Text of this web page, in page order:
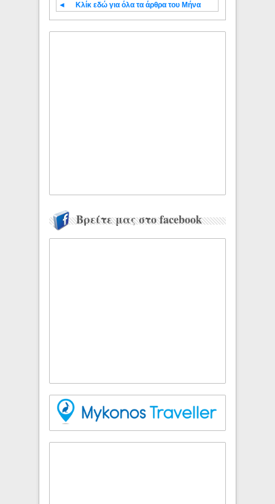
◄ Κλίκ εδώ για όλα τα άρθρα του Μήνα
Βρείτε μας στο facebook